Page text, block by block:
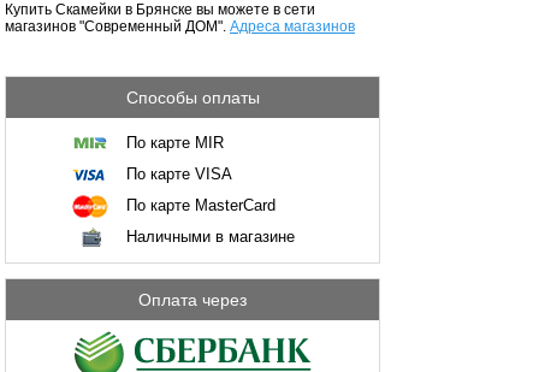
Купить Скамейки в Брянске вы можете в сети
магазинов "Современный ДОМ". Адреса магазинов
Способы оплаты
По карте MIR
По карте VISA
По карте MasterCard
Наличными в магазине
Оплата через